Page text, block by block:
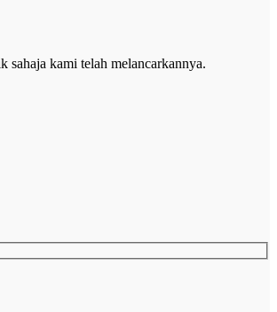
sahaja kami telah melancarkannya.